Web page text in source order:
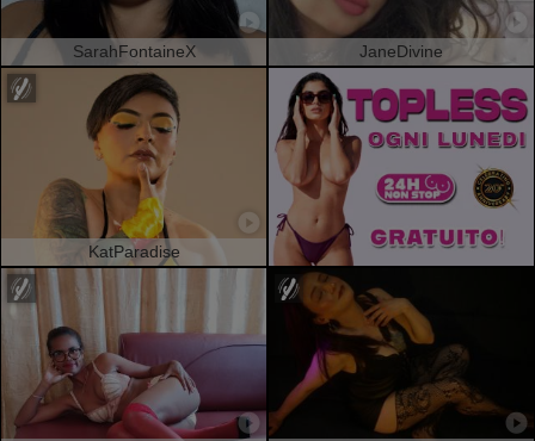
SarahFontaineX JaneDivine
KatParadise